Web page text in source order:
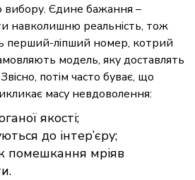
вибору. Єдине бажання –
навколишню реальність, тож
перший-ліпший номер, котрий
модель, яку доставлять
потім часто буває, що
масу невдоволення:
якості;
до інтер’єру;
помешкання мріяв